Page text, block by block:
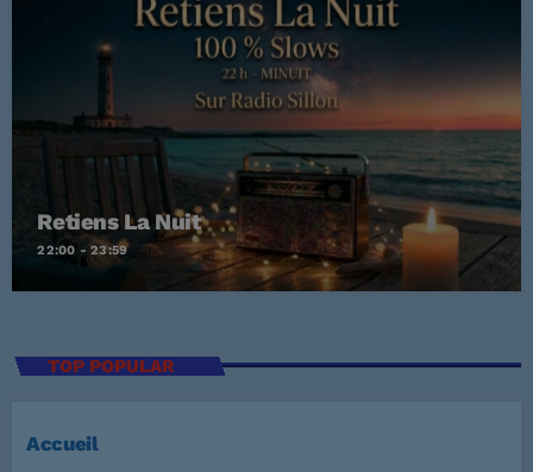
Retiens La Nuit
22:00 - 23:59
TOP POPULAR
Accueil